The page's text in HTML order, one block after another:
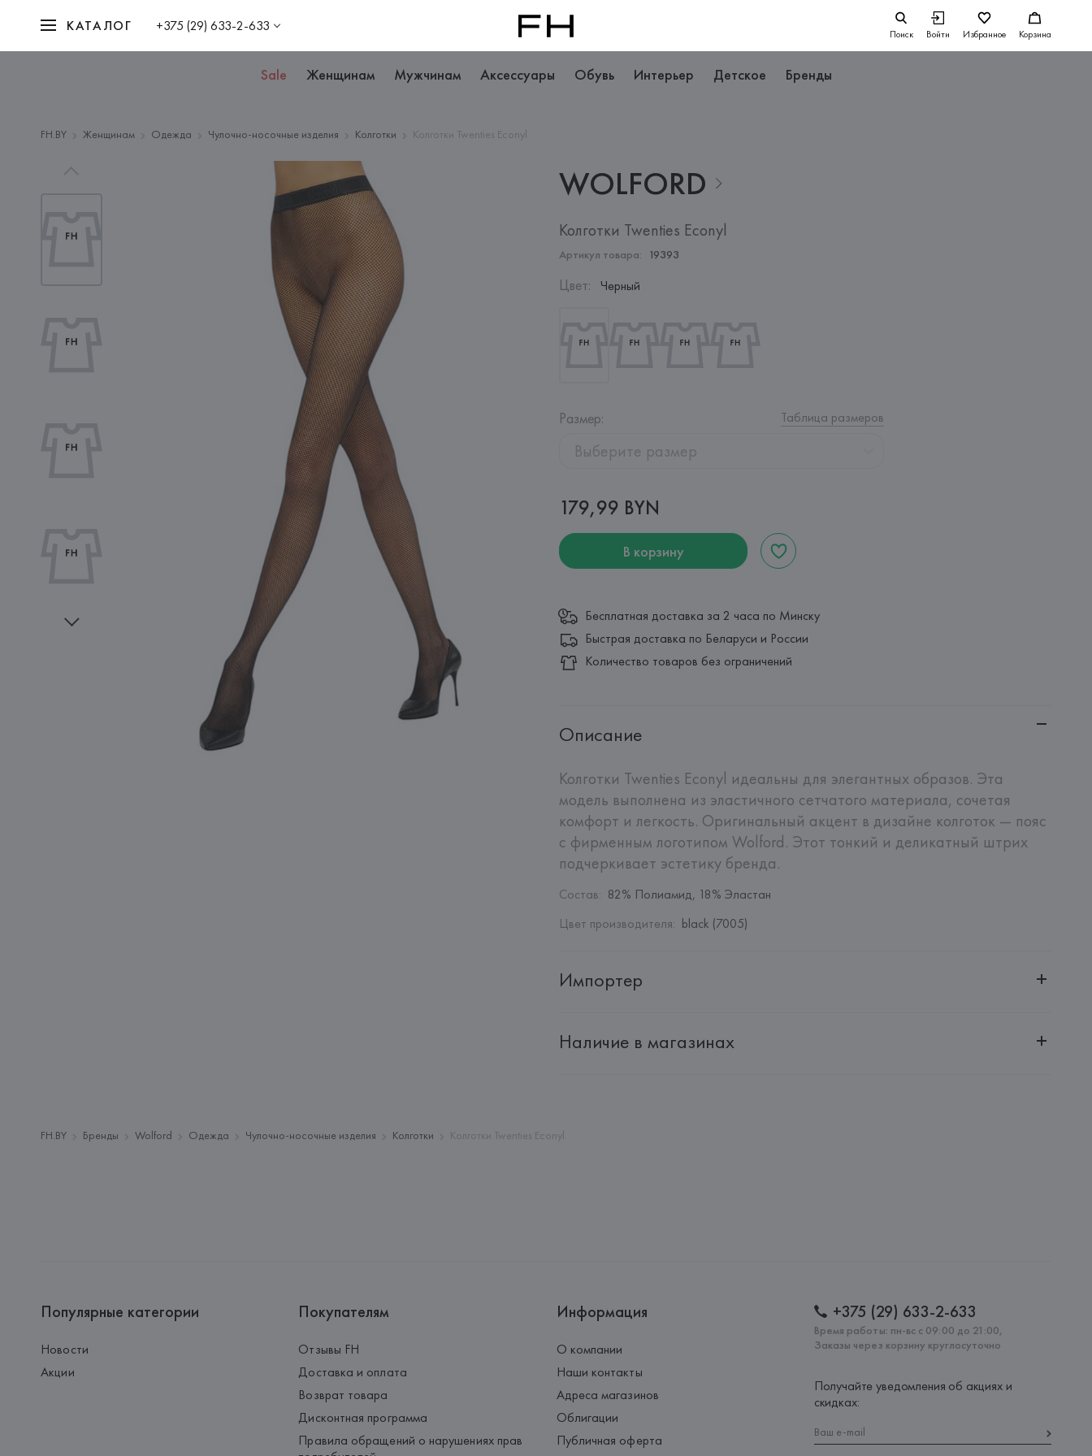
КАТАЛОГ +375 (29) 633-2-633 Поиск Войти Избранное Корзина
Sale Женщинам Мужчинам Аксессуары Обувь Интерьер Детское Бренды
FH.BY Женщинам Одежда Чулочно-носочные изделия Колготки Колготки Twenties Econyl
WOLFORD
Колготки Twenties Econyl
Артикул товара: 19393
Цвет: Черный
Размер: Таблица размеров
Выберите размер
179,99 BYN
В корзину
Бесплатная доставка за 2 часа по Минску
Быстрая доставка по Беларуси и России
Количество товаров без ограничений
Описание
Колготки Twenties Econyl идеальны для элегантных образов. Эта
модель выполнена из эластичного сетчатого материала, сочетая
комфорт и легкость. Оригинальный акцент в дизайне колготок — пояс
с фирменным логотипом Wolford. Этот тонкий и деликатный штрих
подчеркивает эстетику бренда.
Состав: 82% Полиамид, 18% Эластан
Цвет производителя: black (7005)
Импортер
Адрес: Республика Беларусь, 220030, г. Минск, ул. Немига, 5, пом. 39
Наличие в магазинах
FH.BY Бренды Wolford Одежда Чулочно-носочные изделия Колготки Колготки Twenties Econyl
Популярные категории
Новости
Акции
Покупателям
Отзывы FH
Доставка и оплата
Возврат товара
Дисконтная программа
Правила обращений о нарушениях прав
Информация
О компании
Наши контакты
Адреса магазинов
Облигации
Публичная оферта
+375 (29) 633-2-633
Время работы: пн-вс с 09:00 до 21:00,
Заказы через корзину круглосуточно
Получайте уведомления об акциях и
скидках: